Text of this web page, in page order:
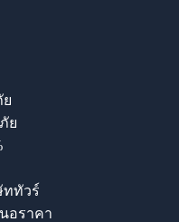
ย
ททัวร์
อราคา